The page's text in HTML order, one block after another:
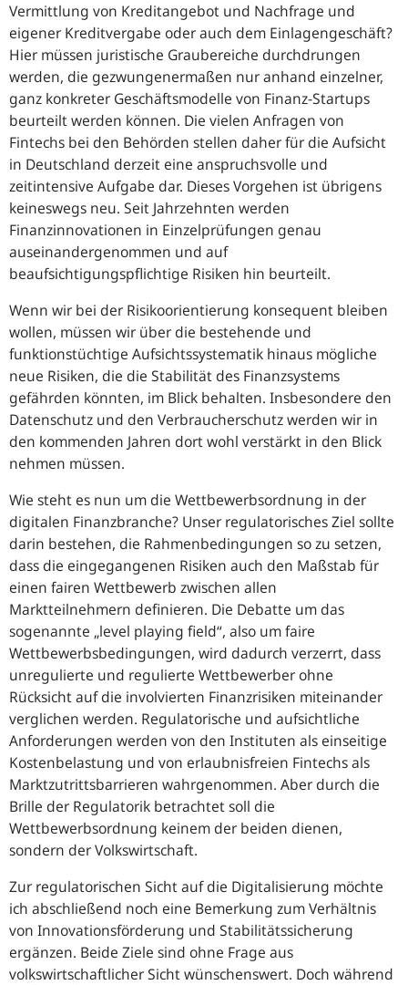
Vermittlung von Kreditangebot und Nachfrage und
eigener Kreditvergabe oder auch dem Einlagengeschäft?
Hier müssen juristische Graubereiche durchdrungen
werden, die gezwungenermaßen nur anhand einzelner,
ganz konkreter Geschäftsmodelle von Finanz-Startups
beurteilt werden können. Die vielen Anfragen von
Fintechs bei den Behörden stellen daher für die Aufsicht
in Deutschland derzeit eine anspruchsvolle und
zeitintensive Aufgabe dar. Dieses Vorgehen ist übrigens
keineswegs neu. Seit Jahrzehnten werden
Finanzinnovationen in Einzelprüfungen genau
auseinandergenommen und auf
beaufsichtigungspflichtige Risiken hin beurteilt.
Wenn wir bei der Risikoorientierung konsequent bleiben
wollen, müssen wir über die bestehende und
funktionstüchtige Aufsichtssystematik hinaus mögliche
neue Risiken, die die Stabilität des Finanzsystems
gefährden könnten, im Blick behalten. Insbesondere den
Datenschutz und den Verbraucherschutz werden wir in
den kommenden Jahren dort wohl verstärkt in den Blick
nehmen müssen.
Wie steht es nun um die Wettbewerbsordnung in der
digitalen Finanzbranche? Unser regulatorisches Ziel sollte
darin bestehen, die Rahmenbedingungen so zu setzen,
dass die eingegangenen Risiken auch den Maßstab für
einen fairen Wettbewerb zwischen allen
Marktteilnehmern definieren. Die Debatte um das
sogenannte „level playing field“, also um faire
Wettbewerbsbedingungen, wird dadurch verzerrt, dass
unregulierte und regulierte Wettbewerber ohne
Rücksicht auf die involvierten Finanzrisiken miteinander
verglichen werden. Regulatorische und aufsichtliche
Anforderungen werden von den Instituten als einseitige
Kostenbelastung und von erlaubnisfreien Fintechs als
Marktzutrittsbarrieren wahrgenommen. Aber durch die
Brille der Regulatorik betrachtet soll die
Wettbewerbsordnung keinem der beiden dienen,
sondern der Volkswirtschaft.
Zur regulatorischen Sicht auf die Digitalisierung möchte
ich abschließend noch eine Bemerkung zum Verhältnis
von Innovationsförderung und Stabilitätssicherung
ergänzen. Beide Ziele sind ohne Frage aus
volkswirtschaftlicher Sicht wünschenswert. Doch während